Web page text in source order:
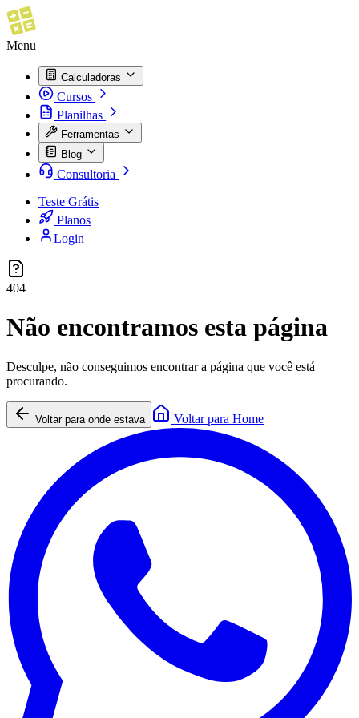
Menu
Calculadoras
Cursos
Planilhas
Ferramentas
Blog
Consultoria
Teste Grátis
Planos
Login
404
Não encontramos esta página
Desculpe, não conseguimos encontrar a página que você está
procurando.
Voltar para onde estava Voltar para Home